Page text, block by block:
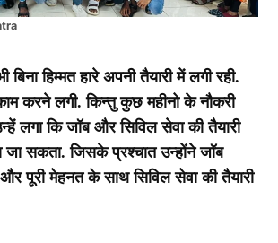
बिना हिम्मत हारे अपनी तैयारी में लगी रही.
करने लगी. किन्तु कुछ महीनो के नौकरी
लगा कि जॉब और सिविल सेवा की तैयारी
जा सकता. जिसके प्रश्चात उन्होंने जॉब
पूरी मेहनत के साथ सिविल सेवा की तैयारी